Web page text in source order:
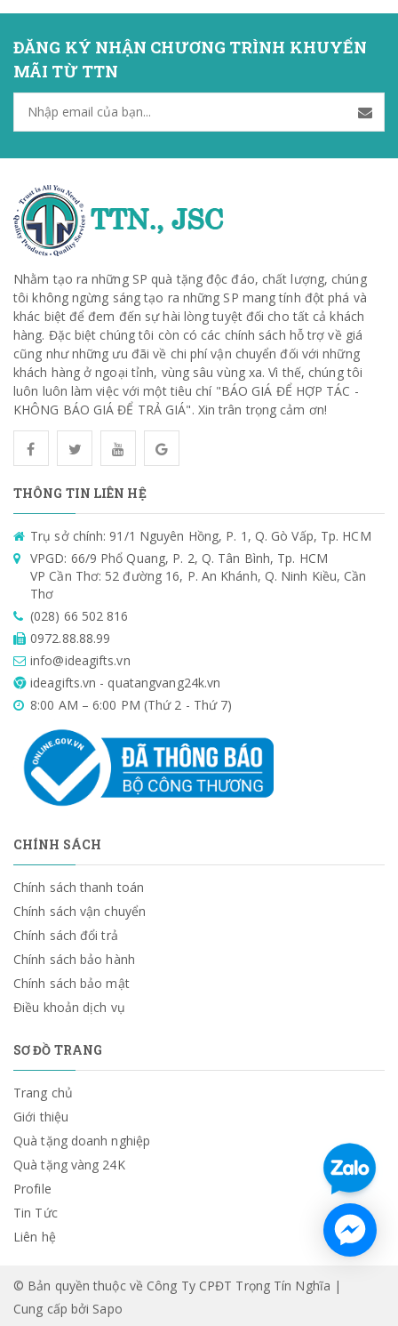
ĐĂNG KÝ NHẬN CHƯƠNG TRÌNH KHUYẾN
MÃI TỪ TTN
Nhằm tạo ra những SP quà tặng độc đáo, chất lượng, chúng
tôi không ngừng sáng tạo ra những SP mang tính đột phá và
khác biệt để đem đến sự hài lòng tuyệt đối cho tất cả khách
hàng. Đặc biệt chúng tôi còn có các chính sách hỗ trợ về giá
cũng như những ưu đãi về chi phí vận chuyển đối với những
khách hàng ở ngoại tỉnh, vùng sâu vùng xa. Vì thế, chúng tôi
luôn luôn làm việc với một tiêu chí "BÁO GIÁ ĐỂ HỢP TÁC -
KHÔNG BÁO GIÁ ĐỂ TRẢ GIÁ". Xin trân trọng cảm ơn!
THÔNG TIN LIÊN HỆ
Trụ sở chính: 91/1 Nguyên Hồng, P. 1, Q. Gò Vấp, Tp. HCM
VPGD: 66/9 Phổ Quang, P. 2, Q. Tân Bình, Tp. HCM
VP Cần Thơ: 52 đường 16, P. An Khánh, Q. Ninh Kiều, Cần
Thơ
(028) 66 502 816
0972.88.88.99
info@ideagifts.vn
ideagifts.vn - quatangvang24k.vn
8:00 AM – 6:00 PM (Thứ 2 - Thứ 7)
CHÍNH SÁCH
Chính sách thanh toán
Chính sách vận chuyển
Chính sách đổi trả
Chính sách bảo hành
Chính sách bảo mật
Điều khoản dịch vụ
SƠ ĐỒ TRANG
Trang chủ
Giới thiệu
Quà tặng doanh nghiệp
Quà tặng vàng 24K
Profile
Tin Tức
Liên hệ
© Bản quyền thuộc về Công Ty CPĐT Trọng Tín Nghĩa |
Cung cấp bởi Sapo